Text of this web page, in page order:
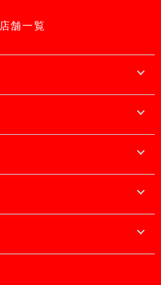
店舗一覧